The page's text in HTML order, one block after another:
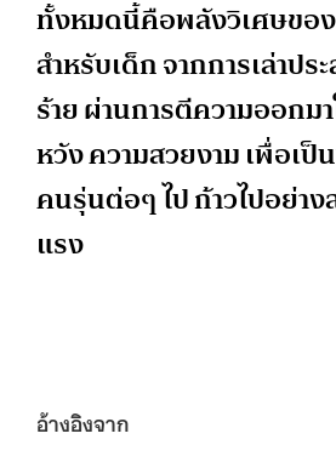
ทั้งหมดนี้คือพลังวิเศษขอ
สำหรับเด็ก จากการเล่าปร
ร้าย ผ่านการตีความออกม
หวัง ความสวยงาม เพื่อเ
คนรุ่นต่อๆ ไป ก้าวไปอย่า
แรง
อ้างอิงจาก